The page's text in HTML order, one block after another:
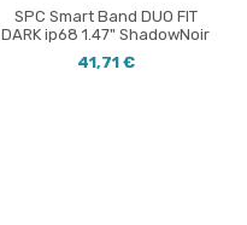
SPC Smart Band DUO FIT
DARK ip68 1.47" ShadowNoir
41,71 €